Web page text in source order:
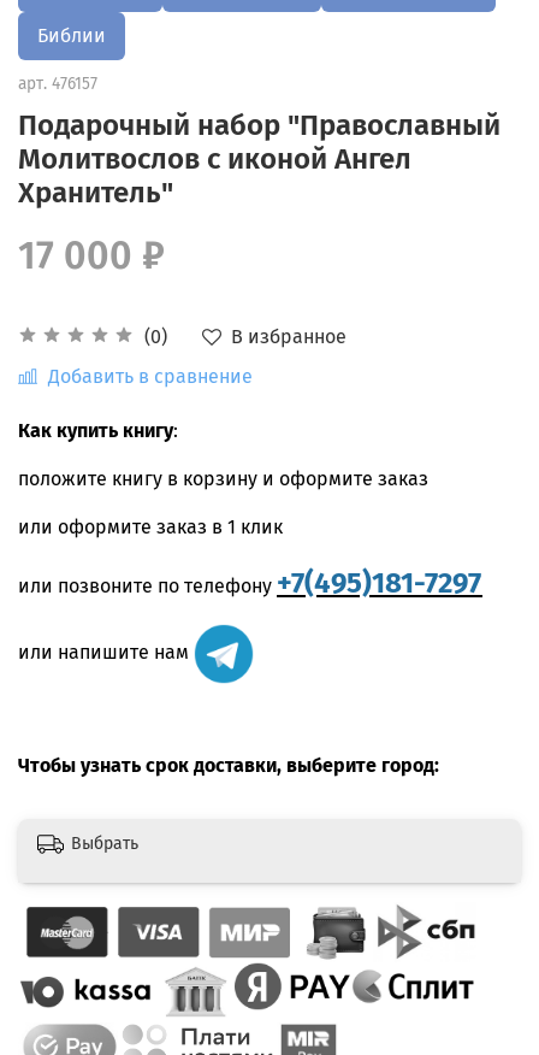
Библии
арт. 476157
Подарочный набор "Православный
Молитвослов с иконой Ангел
Хранитель"
(0)
В избранное
Добавить в сравнение
17 000 ₽
Как купить книгу:
положите книгу в корзину и оформите заказ
или оформите заказ в 1 клик
или позвоните по телефону +7(495)181-7297
или напишите нам
Чтобы узнать срок доставки, выберите город:
Выбрать